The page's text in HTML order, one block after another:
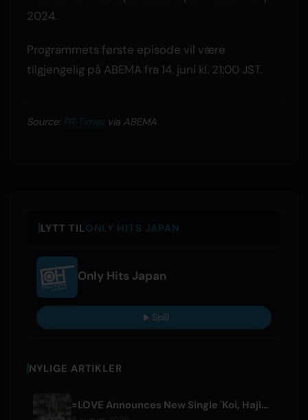
2024.
Programmets første episode vil være
tilgjengelig på ABEMA fra 14. juni kl. 21:00 JST.
Source: PR Timesvia ABEMA
LYTT TILONLY HITS JAPAN
Only Hits Japan
Spill
NYLIGE ARTIKLER
=LOVE Announces New Single 'Koi, Hajimemashita.' and Tokyo Dome Concerts